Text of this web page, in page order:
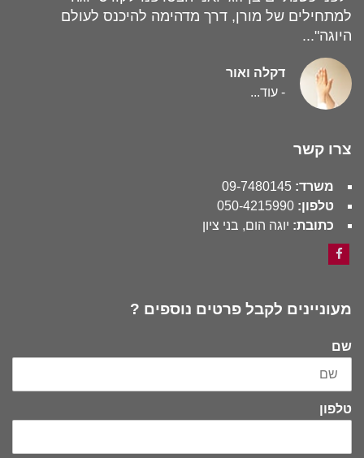
למתחילים של מורן, דרך מדהימה להיכנס לעולם
היוגה"...
דקלה ואור
- עוד...
צרו קשר
משרד: 09-7480145
טלפון: 050-4215990
כתובת: יוגה הום, בני ציון
מעוניינים לקבל פרטים נוספים ?
שם
טלפון